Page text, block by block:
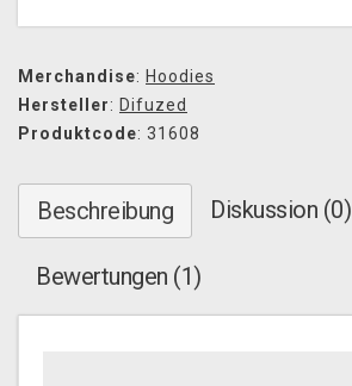
Merchandise: Hoodies
Hersteller: Difuzed
Produktcode: 31608
Beschreibung Diskussion (0)
Bewertungen (1)